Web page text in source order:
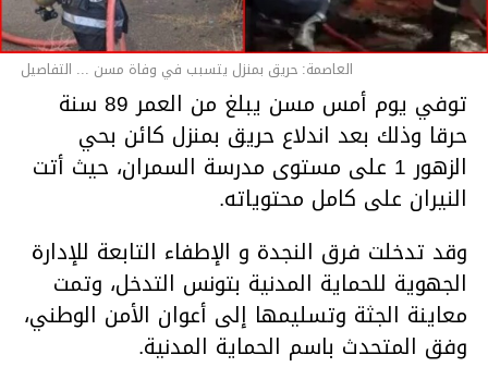
العاصمة: حريق بمنزل يتسبب في وفاة مسن ... التفاصيل
توفي يوم أمس مسن يبلغ من العمر 89 سنة
حرقا وذلك بعد اندلاع حريق بمنزل كائن بحي
الزهور 1 على مستوى مدرسة السمران، حيث أتت
النيران على كامل محتوياته.
وقد تدخلت فرق النجدة و الإطفاء التابعة للإدارة
الجهوية للحماية المدنية بتونس التدخل، وتمت
معاينة الجثة وتسليمها إلى أعوان الأمن الوطني،
وفق المتحدث باسم الحماية المدنية.